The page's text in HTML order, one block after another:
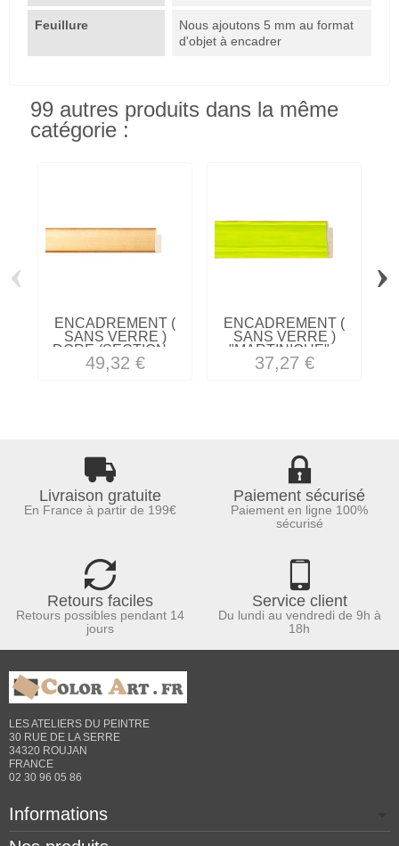
Feuillure
Nous ajoutons 5 mm au format
d'objet à encadrer
99 autres produits dans la même
catégorie :
ENCADREMENT (
SANS VERRE )
DORE (SECTION...
49,32 €
ENCADREMENT (
SANS VERRE )
"MARTINIQUE"...
37,27 €
‹ ›
Livraison gratuite
En France à partir de 199€
Paiement sécurisé
Paiement en ligne 100%
sécurisé
Retours faciles
Retours possibles pendant 14
jours
Service client
Du lundi au vendredi de 9h à
18h
LES ATELIERS DU PEINTRE
30 RUE DE LA SERRE
34320 ROUJAN
FRANCE
02 30 96 05 86
Informations